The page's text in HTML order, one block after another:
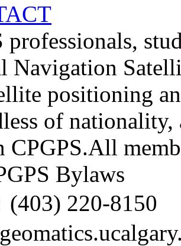
professionals,
Navigation
positioning
of nationality,
CPGPS.All
Bylaws
(403) 220-8150